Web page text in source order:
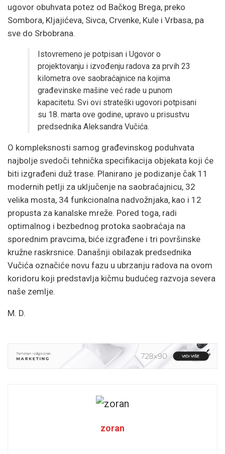
ugovor obuhvata potez od Bačkog Brega, preko
Sombora, Kljajićeva, Sivca, Crvenke, Kule i Vrbasa, pa
sve do Srbobrana.
Istovremeno je potpisan i Ugovor o
projektovanju i izvođenju radova za prvih 23
kilometra ove saobraćajnice na kojima
građevinske mašine već rade u punom
kapacitetu. Svi ovi strateški ugovori potpisani
su 18. marta ove godine, upravo u prisustvu
predsednika Aleksandra Vučića.
O kompleksnosti samog građevinskog poduhvata
najbolje svedoči tehnička specifikacija objekata koji će
biti izgrađeni duž trase. Planirano je podizanje čak 11
modernih petlji za uključenje na saobraćajnicu, 32
velika mosta, 34 funkcionalna nadvožnjaka, kao i 12
propusta za kanalske mreže. Pored toga, radi
optimalnog i bezbednog protoka saobraćaja na
sporednim pravcima, biće izgrađene i tri površinske
kružne raskrsnice. Današnji obilazak predsednika
Vučića označiće novu fazu u ubrzanju radova na ovom
koridoru koji predstavlja kičmu budućeg razvoja severa
naše zemlje.
M. D.
zoran